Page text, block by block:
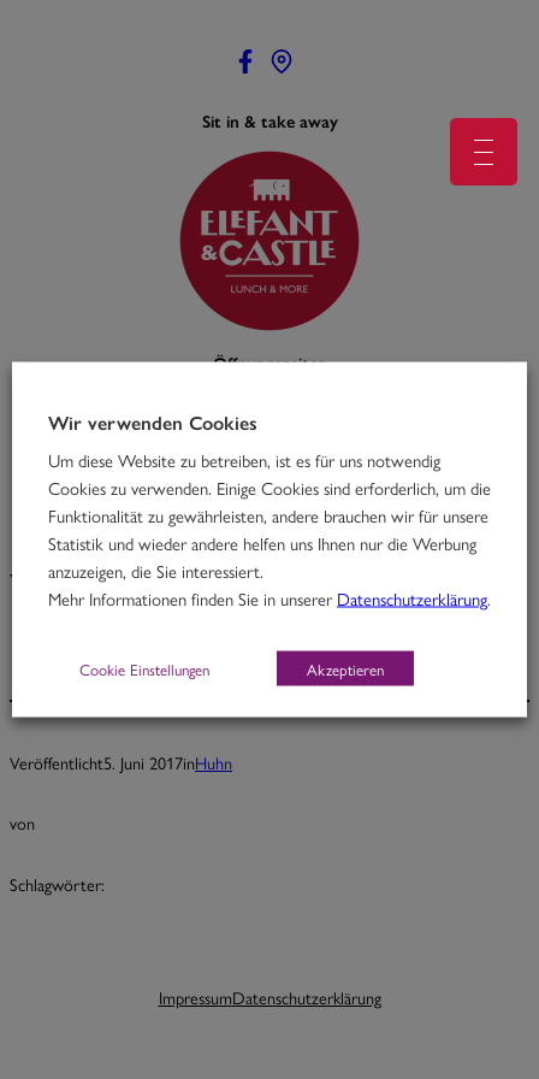
Sit in & take away
Öffnungszeiten
feiertags geschlossen
Yellow Submarine
Veröffentlicht5. Juni 2017inHuhn
von
Schlagwörter:
ImpressumDatenschutzerklärung
Wir verwenden Cookies
Um diese Website zu betreiben, ist es für uns notwendig
Cookies zu verwenden. Einige Cookies sind erforderlich, um die
Funktionalität zu gewährleisten, andere brauchen wir für unsere
Statistik und wieder andere helfen uns Ihnen nur die Werbung
anzuzeigen, die Sie interessiert.
Mehr Informationen finden Sie in unsererDatenschutzerklärung.
Cookie Einstellungen Akzeptieren